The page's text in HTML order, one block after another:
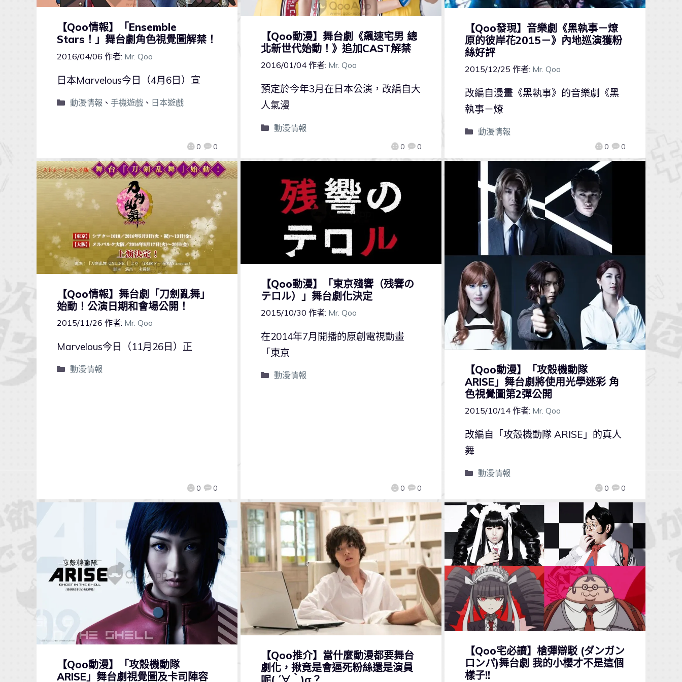
【Qoo情報】「Ensemble
Stars！」舞台劇角色視覺圖解禁！
2016/04/06 作者: Mr. Qoo
0 0
日本Marvelous今日（4月6日）宣
動漫情報 、 手機遊戲、 日本遊戲
【Qoo動漫】舞台劇《飆速宅男 總
北新世代始動！》追加CAST解禁
2016/01/04 作者: Mr. Qoo
0 0
預定於今年3月在日本公演，改編自大
人氣漫
動漫情報
【Qoo發現】音樂劇《黑執事－燎
原的彼岸花2015－》內地巡演獲粉
絲好評
2015/12/25 作者: Mr. Qoo
0 0
改編自漫畫《黑執事》的音樂劇《黑
執事－燎
動漫情報
【Qoo情報】舞台劇「刀劍亂舞」
始動！公演日期和會場公開！
2015/11/26 作者: Mr. Qoo
0 0
Marvelous今日（11月26日）正
動漫情報
【Qoo動漫】「東京殘響（残響の
テロル）」舞台劇化決定
2015/10/30 作者: Mr. Qoo
0 0
在2014年7月開播的原創電視動畫
「東京
動漫情報
【Qoo動漫】「攻殼機動隊
ARISE」舞台劇將使用光學迷彩 角
色視覺圖第2彈公開
2015/10/14 作者: Mr. Qoo
0 0
改編自「攻殼機動隊 ARISE」的真人
舞
動漫情報
【Qoo動漫】「攻殼機動隊
ARISE」舞台劇視覺圖及卡司陣容
【Qoo推介】當什麼動漫都要舞台
劇化，揪竟是會逼死粉絲還是演員
【Qoo宅必讀】槍彈辯駁 (ダンガン
ロンパ)舞台劇 我的小櫻才不是這個
樣子!!